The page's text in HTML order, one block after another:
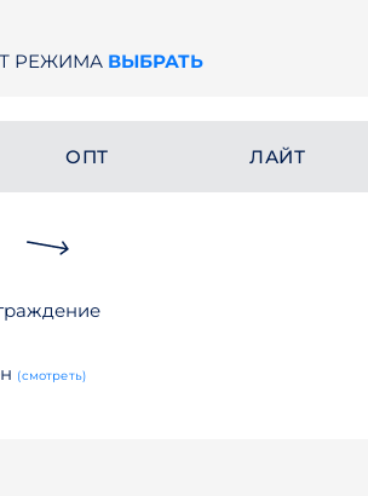
РЕЖИМА ВЫБРАТЬ
ОПТ ЛАЙТ
(смотреть)